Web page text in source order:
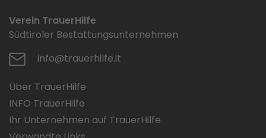
Verein TrauerHilfe
Südtiroler Bestattungsunternehmen
info@trauerhilfe.it
Über TrauerHilfe
INFO TrauerHilfe
Ihr Unternehmen auf TrauerHilfe